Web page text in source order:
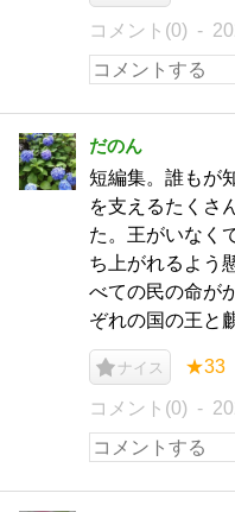
コメント(0)
だのん
短編集。誰もが
を支えるたくさ
た。王がいなく
ち上がれるよう
べての民の命が
ぞれの国の王と
ナイス ★33
コメント(0)